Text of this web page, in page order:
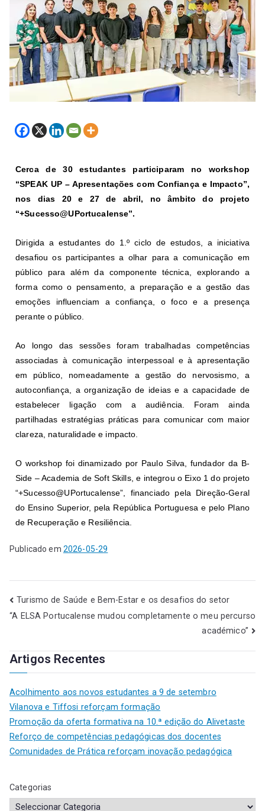
Cerca de 30 estudantes participaram no workshop
“SPEAK UP – Apresentações com Confiança e Impacto”,
nos dias 20 e 27 de abril, no âmbito do projeto
“+Sucesso@UPortucalense”.
Dirigida a estudantes do 1.º ciclo de estudos, a iniciativa
desafiou os participantes a olhar para a comunicação em
público para além da componente técnica, explorando a
forma como o pensamento, a preparação e a gestão das
emoções influenciam a confiança, o foco e a presença
perante o público.
Ao longo das sessões foram trabalhadas competências
associadas à comunicação interpessoal e à apresentação
em público, nomeadamente a gestão do nervosismo, a
autoconfiança, a organização de ideias e a capacidade de
estabelecer ligação com a audiência. Foram ainda
partilhadas estratégias práticas para comunicar com maior
clareza, naturalidade e impacto.
O workshop foi dinamizado por Paulo Silva, fundador da B-
Side – Academia de Soft Skills, e integrou o Eixo 1 do projeto
“+Sucesso@UPortucalense”, financiado pela Direção-Geral
do Ensino Superior, pela República Portuguesa e pelo Plano
de Recuperação e Resiliência.
Publicado em 2026-05-29
Turismo de Saúde e Bem-Estar e os desafios do setor
“A ELSA Portucalense mudou completamente o meu percurso
académico”
Artigos Recentes
Acolhimento aos novos estudantes a 9 de setembro
Vilanova e Tiffosi reforçam formação
Promoção da oferta formativa na 10.ª edição do Alivetaste
Reforço de competências pedagógicas dos docentes
Comunidades de Prática reforçam inovação pedagógica
Categorias